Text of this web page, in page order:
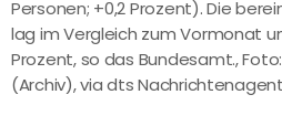
Personen; +0,2 Prozent). Die
lag im Vergleich zum Vormonat
Prozent, so das Bundesamt.,
(Archiv), via dts